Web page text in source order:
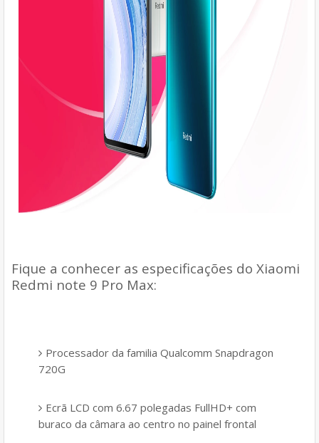
Fique a conhecer as especificações do Xiaomi
Redmi note 9 Pro Max:
Processador da familia Qualcomm Snapdragon
720G
Ecrã LCD com 6.67 polegadas FullHD+ com
buraco da câmara ao centro no painel frontal